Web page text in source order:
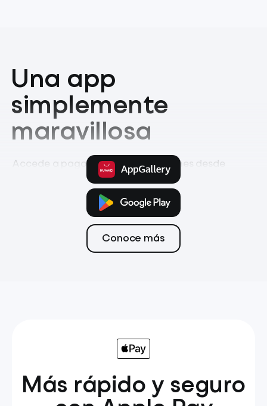
Una app
simplemente
maravillosa
Accede a pagos, ahorro e inversiones desde
Tarjeta Transferencias
Conoce más
Más rápido y seguro